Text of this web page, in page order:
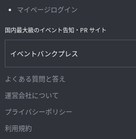
マイページログイン
国内最大級のイベント告知・PR サイト
イベントバンクプレス
よくある質問と答え
運営会社について
プライバシーポリシー
利用規約